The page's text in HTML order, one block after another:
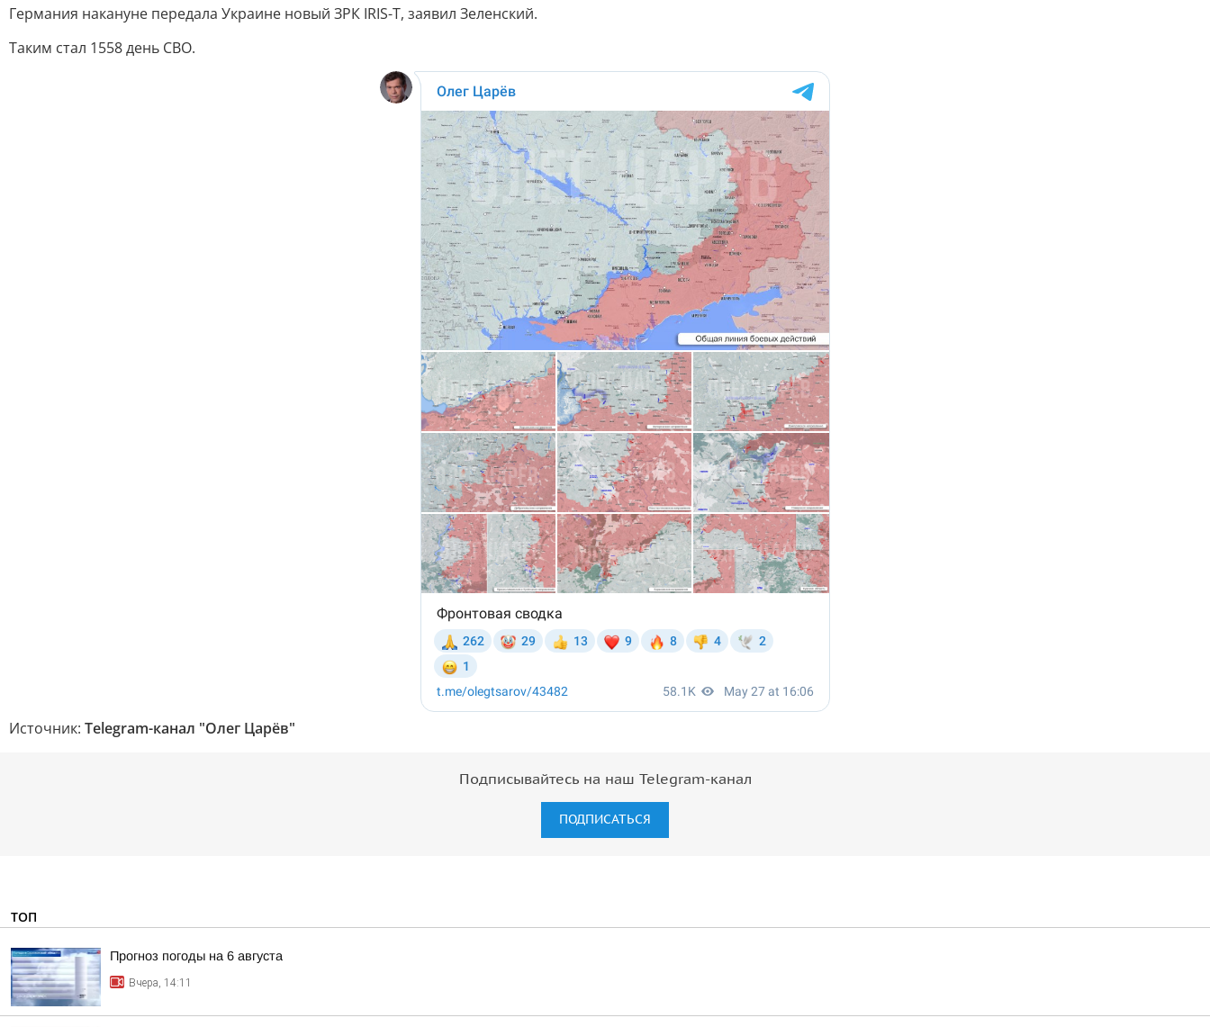
Германия накануне передала Украине новый ЗРК IRIS-T, заявил Зеленский.
Таким стал 1558 день СВО.
Источник: Telegram-канал "Олег Царёв"
Подписывайтесь на наш Telegram-канал
ПОДПИСАТЬСЯ
ТОП
Прогноз погоды на 6 августа
Вчера, 14:11